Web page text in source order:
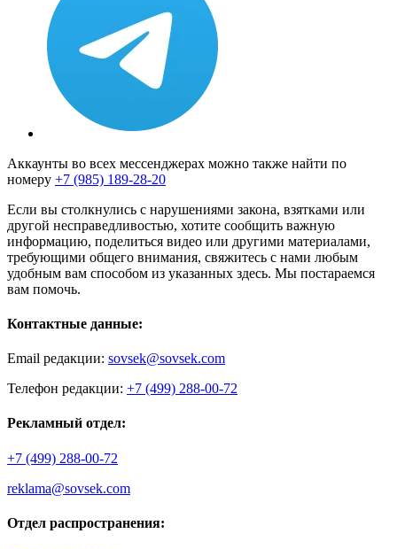
Аккаунты во всех мессенджерах можно также найти по
номеру +7 (985) 189-28-20
Если вы столкнулись с нарушениями закона, взятками или
другой несправедливостью, хотите сообщить важную
информацию, поделиться видео или другими материалами,
требующими общего внимания, свяжитесь с нами любым
удобным вам способом из указанных здесь. Мы постараемся
вам помочь.
Контактные данные:
Email редакции: sovsek@sovsek.com
Телефон редакции: +7 (499) 288-00-72
Рекламный отдел:
+7 (499) 288-00-72
reklama@sovsek.com
Отдел распространения: